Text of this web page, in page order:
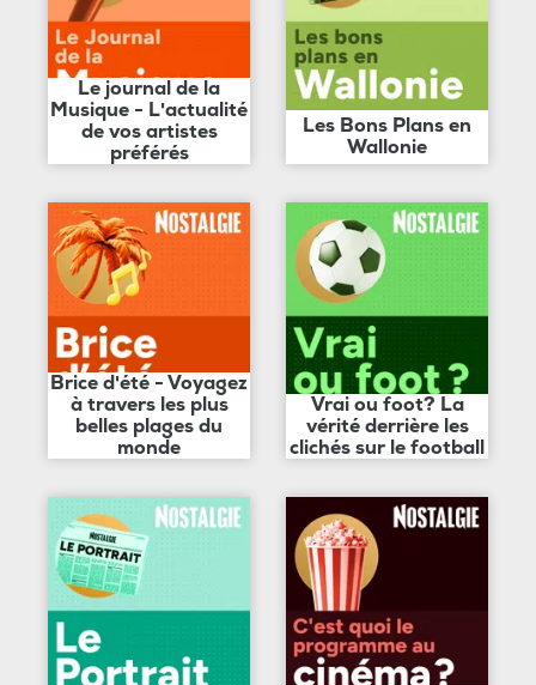
Le journal de la
Musique - L'actualité
de vos artistes
préférés
Les Bons Plans en
Wallonie
Brice d'été - Voyagez
à travers les plus
belles plages du
monde
Vrai ou foot? La
vérité derrière les
clichés sur le football